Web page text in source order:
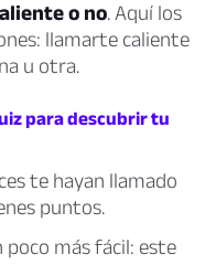
o no. Aquí los
llamarte caliente
u otra.
para descubrir tu
te hayan llamado
puntos.
más fácil: este